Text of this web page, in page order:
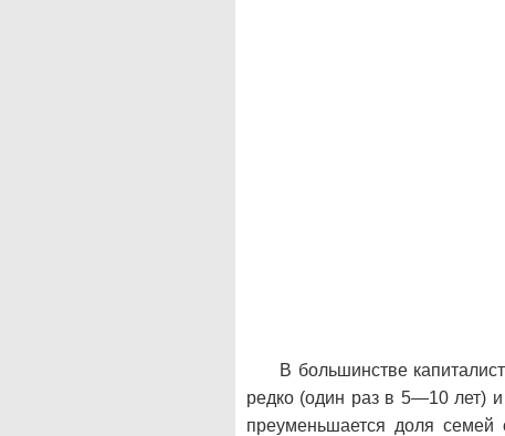
В большинстве
редко (один раз в 5—10 лет)
преуменьшается доля